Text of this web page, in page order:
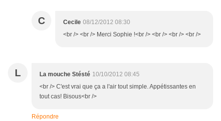
C Cecile 08/12/2012 08:30
<br /> <br /> Merci Sophie !<br /> <br /> <br /> <br />
L La mouche Stésté 10/10/2012 08:45
<br /> C'est vrai que ça a l'air tout simple. Appétissantes en
tout cas! Bisous<br />
Répondre